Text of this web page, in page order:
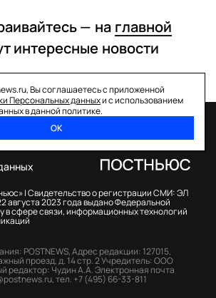
— на главной
интересные новости
Вы соглашаетесь с приложенной
Персональных данныхи с использованием
в данной политике.
ОК
|Свидетельство о регистрации СМИ: ЭЛ
августа 2023 года выдано Федеральной
в сфере связи, информационных технологий
POSTNEWS,Адрес редакции: 127015,
проезд, д. 14 стр. 2Учредитель: ООО
редактор: Чудин А.А.Электронная почта
,тел. +7 (495) 66-33-811